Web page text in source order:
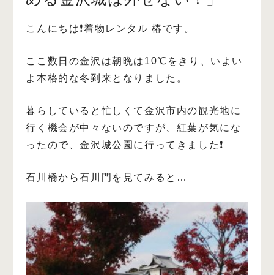
こんにちは❗️着物レンタル 椿です。
ここ数日の金沢は朝晩は10℃をきり、いよい
よ本格的な冬到来となりました。
暮らしていると忙しくて金沢市内の観光地に
行く機会が中々ないのですが、紅葉が気にな
ったので、金沢城公園に行ってきました❗️
石川橋から石川門を見てみると…